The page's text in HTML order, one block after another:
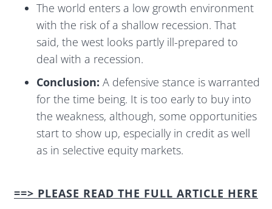
The world enters a low growth environment
with the risk of a shallow recession. That
said, the west looks partly ill-prepared to
deal with a recession.
Conclusion: A defensive stance is warranted
for the time being. It is too early to buy into
the weakness, although, some opportunities
start to show up, especially in credit as well
as in selective equity markets.
==> PLEASE READ THE FULL ARTICLE HERE